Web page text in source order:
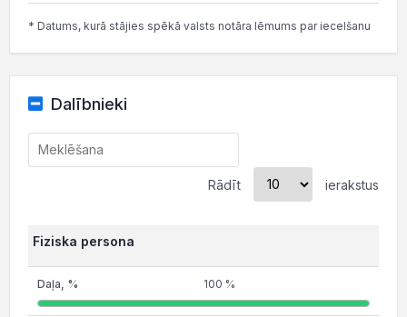
* Datums, kurā stājies spēkā valsts notāra lēmums par iecelšanu
Dalībnieki
Rādīt ierakstus
Fiziska persona
100 %